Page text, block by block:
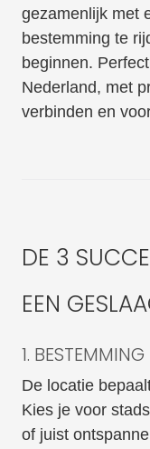
gezamenlijk met
bestemming te
beginnen.
Nederland, met
verbinden en
DE 3
EEN
1. BESTEMMING
De locatie
Kies je voor
of juist